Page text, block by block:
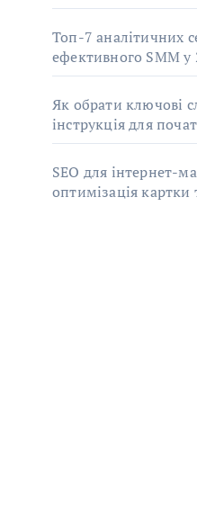
Топ-7 аналітичних
ефективного SMM у
Як обрати ключові
інструкція для
SEO для інтернет-
оптимізація картки